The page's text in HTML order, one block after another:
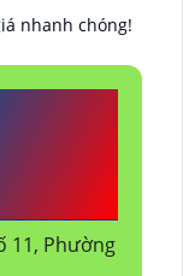
nhanh chóng!
11, Phường